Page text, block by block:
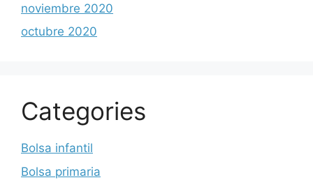
noviembre 2020
octubre 2020
Categories
Bolsa infantil
Bolsa primaria